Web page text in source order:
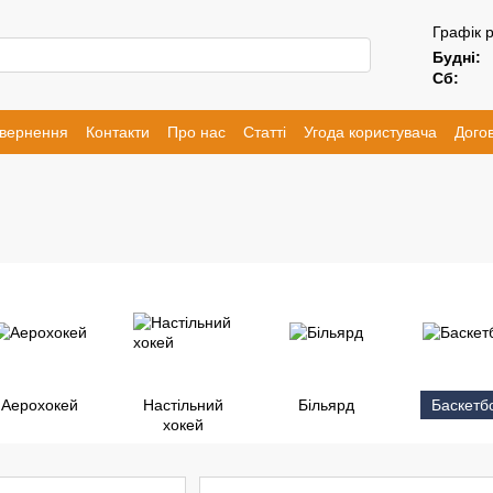
Графік
Будні:
Сб:
Контакти Про нас Статті Угода користувача
Аерохокей
Настільний
хокей
Більярд